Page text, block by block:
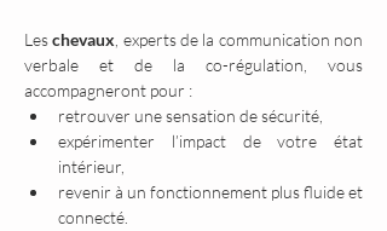
Les chevaux , experts de la communication non
verbale et de la co-régulation, vous
accompagneront pour :
retrouver une sensation de sécurité,
expérimenter l’impact de votre état
intérieur,
revenir à un fonctionnement plus fluide et
connecté.